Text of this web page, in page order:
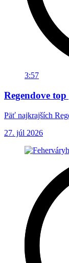
3:57
Regendove
Päť najkrajších
27. júl 2026